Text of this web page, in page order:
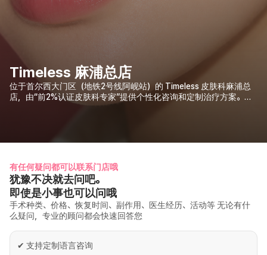
Timeless 麻浦总店
位于首尔西大门区（地铁2号线阿岘站）的 Timeless 皮肤科麻浦总
店，由“前2%认证皮肤科专家”提供个性化咨询和定制治疗方案。找
到最适合您的护肤方案！
有任何疑问都可以联系门店哦
犹豫不决就去问吧。
即使是小事也可以问哦
手术种类、价格、恢复时间、副作用、医生经历、活动等 无论有什
么疑问，专业的顾问都会快速回答您
✔ 支持定制语言咨询